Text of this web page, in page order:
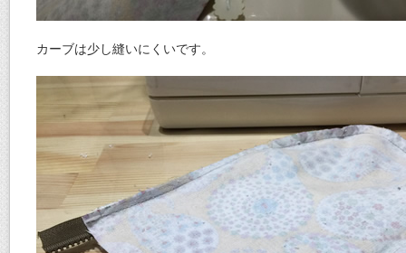
カーブは少し縫いにくいです。